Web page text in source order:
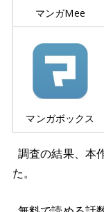
マンガMee
マンガボックス
調査の結果、本
た。